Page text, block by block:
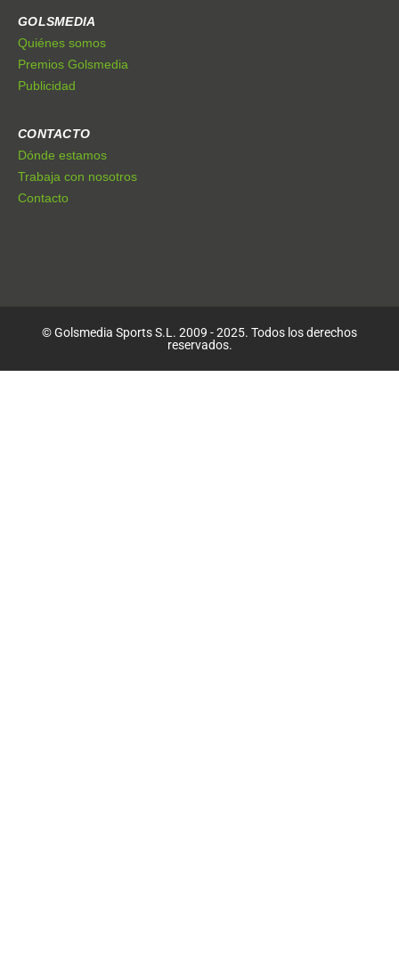
GOLSMEDIA
Quiénes somos
Premios Golsmedia
Publicidad
CONTACTO
Dónde estamos
Trabaja con nosotros
Contacto
© Golsmedia Sports S.L. 2009 - 2025. Todos los derechos
reservados.